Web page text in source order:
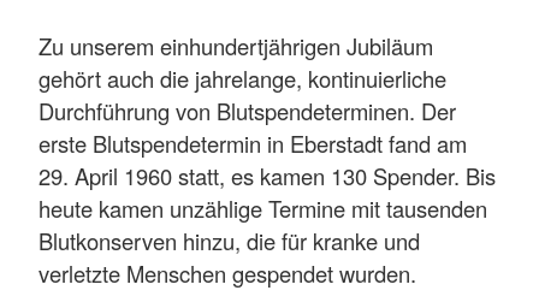
Zu unserem einhundertjährigen Jubiläum
gehört auch die jahrelange, kontinuierliche
Durchführung von Blutspendeterminen. Der
erste Blutspendetermin in Eberstadt fand am
29. April 1960 statt, es kamen 130 Spender. Bis
heute kamen unzählige Termine mit tausenden
Blutkonserven hinzu, die für kranke und
verletzte Menschen gespendet wurden.